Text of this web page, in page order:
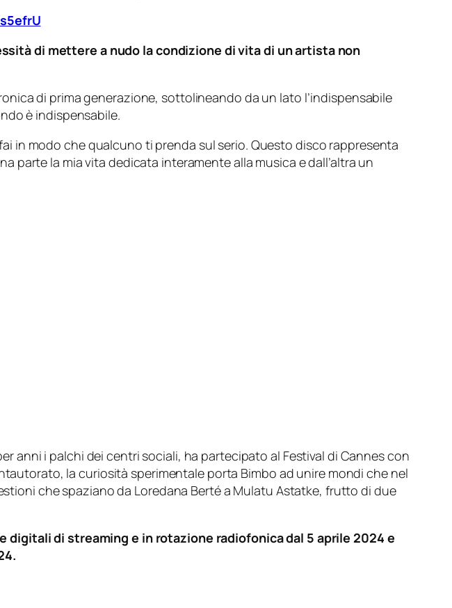
di mettere a nudo la condizione di vita di un artista non
di prima generazione, sottolineando da un lato l’indispensabile
è indispensabile.
in modo che qualcuno ti prenda sul serio. Questo disco rappresenta
parte la mia vita dedicata interamente alla musica e dall’altra un
anni i palchi dei centri sociali, ha partecipato al Festival di Cannes con
la curiosità sperimentale porta Bimbo ad unire mondi che nel
che spaziano da Loredana Berté a Mulatu Astatke, frutto di due
di streaming e in rotazione radiofonica dal 5 aprile 2024 e